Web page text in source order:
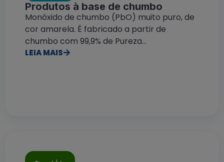
Produtos à base de chumbo
Monóxido de chumbo (PbO) muito puro, de
cor amarela. É fabricado a partir de
chumbo com 99,9% de Pureza...
LEIA MAIS